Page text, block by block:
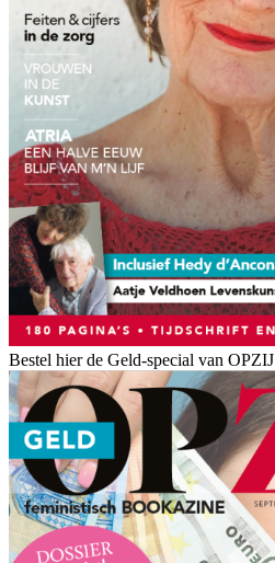
Bestel hier de Geld-special van OPZIJ